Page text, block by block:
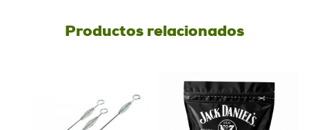
Productos relacionados